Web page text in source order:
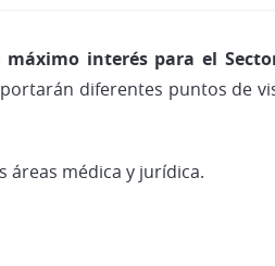
máximo interés para el
diferentes puntos de
áreas médica y jurídica.